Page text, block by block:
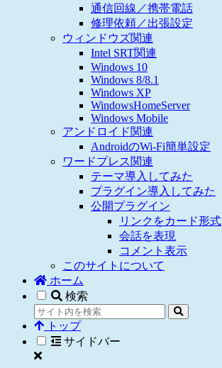
通信回線／携帯電話
修理依頼／出張設定
ウィンドウズ関連
Intel SRT関連
Windows 10
Windows 8/8.1
Windows XP
WindowsHomeServer
Windows Mobile
アンドロイド関連
AndroidのWi-Fi簡単設定
ワードプレス関連
テーマ導入してみた
プラグイン導入してみた
公開プラグイン
リンクをカード形式
会話を表現
コメント表示
このサイトについて
ホーム
検索
トップ
サイドバー